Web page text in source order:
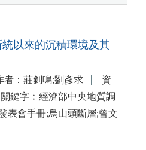
以來的沉積環境及其
者：莊釗鳴;劉彥求
資
關鍵字︰經濟部中央地質調
表會手冊;烏山頭斷層;曾文